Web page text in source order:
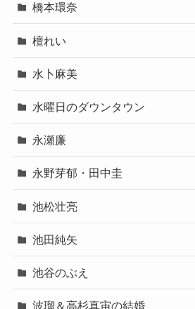
橋本環奈
檀れい
水卜麻美
水曜日のダウンタウン
永瀬廉
永野芽郁・田中圭
池松壮亮
池田純矢
池谷のぶえ
波瑠＆高杉真宙の結婚